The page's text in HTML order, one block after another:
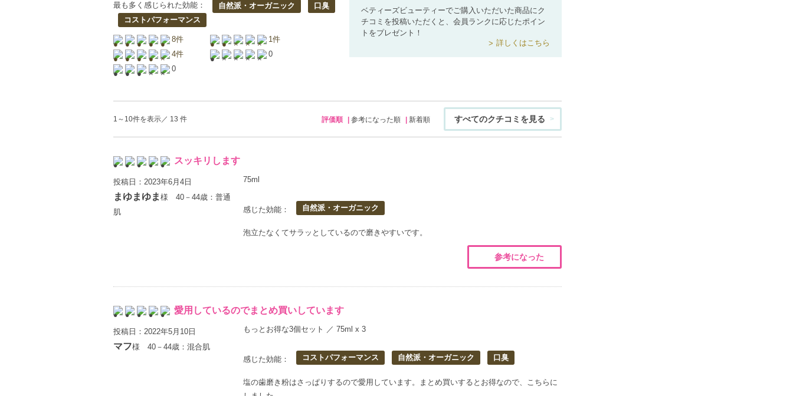
最も多く感じられた効能： 自然派・オーガニック
口臭
コストパフォーマンス
8件
1件
4件
0
0
ベティーズビューティーでご購入いただいた商品にク
チコミを投稿いただくと、会員ランクに応じたポイン
トをプレゼント！
詳しくはこちら
1～10件を表示／ 13 件 評価順 参考になった順 新着順 すべてのクチコミを見る
スッキリします
投稿日：2023年6月4日
まゆまゆま 様 40－44歳：普通
肌
75ml
感じた効能： 自然派・オーガニック
泡立たなくてサラッとしているので磨きやすいです。
参考になった
愛用しているのでまとめ買いしています
投稿日：2022年5月10日
マフ様 40－44歳：混合肌
もっとお得な3個セット ／ 75ml x 3
感じた効能： コストパフォーマンス 自然派・オーガニック 口臭
塩の歯磨き粉はさっぱりするので愛用しています。まとめ買いするとお得なので、こちらに